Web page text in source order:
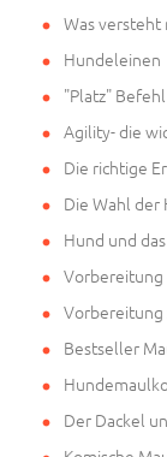
Was versteht
Hundeleinen
"Platz"
Agility- die
Die richtige
Die Wahl der
Hund und
Vorbereitung
Vorbereitung
Bestseller
Der Dackel